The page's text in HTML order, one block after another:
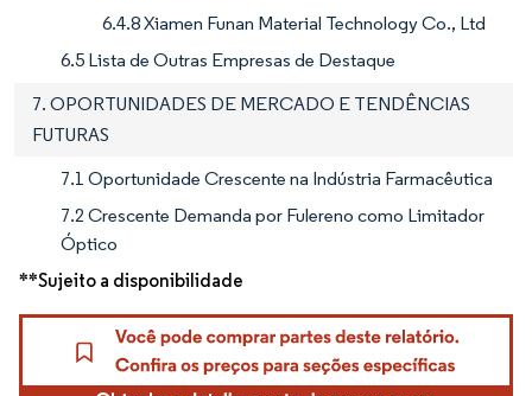
6.4.8 Xiamen Funan Material Technology Co., Ltd
6.5 Lista de Outras Empresas de Destaque
7. OPORTUNIDADES DE MERCADO E TENDÊNCIAS
FUTURAS
7.1 Oportunidade Crescente na Indústria Farmacêutica
7.2 Crescente Demanda por Fulereno como Limitador
Óptico
**Sujeito a disponibilidade